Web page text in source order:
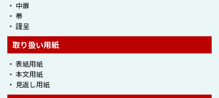
・ 中扉
・ 帯
・ 謹呈
取り扱い用紙
・ 表紙用紙
・ 本文用紙
・ 見返し用紙